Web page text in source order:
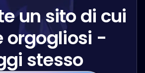
un sito di cui
orgogliosi -
stesso